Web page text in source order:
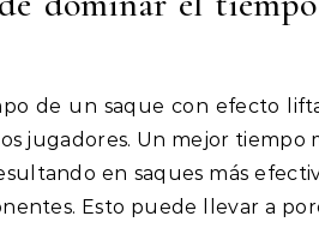
de un saque con efecto
jugadores. Un mejor tiempo
en saques más
Esto puede llevar a